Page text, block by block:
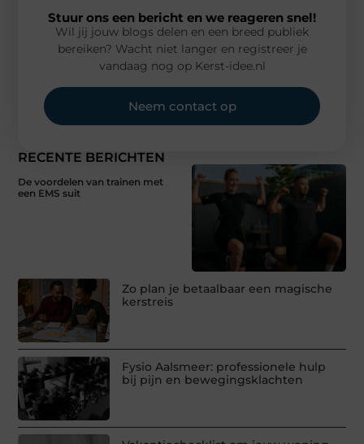
RECENTE BERICHTEN
De voordelen van trainen met
een EMS suit
Zo plan je betaalbaar een magische
kerstreis
Fysio Aalsmeer: professionele hulp
bij pijn en bewegingsklachten
Stuur ons een bericht en we reageren snel!
Wil jij jouw blogs delen en een breed publiek
bereiken? Wacht niet langer en registreer je
vandaag nog op Kerst-idee.nl
Neem contact op